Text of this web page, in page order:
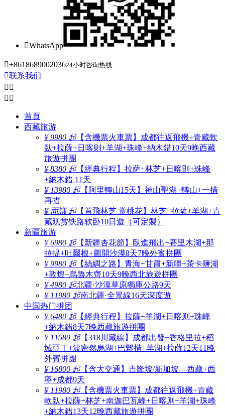
WhatsApp
+861868900203624小时咨询热线
联系我们
 
 
首頁
西藏旅游
¥ 9980 起【含機票火車票】成都往返飛機+青藏軟
臥+拉薩+日喀则+羊湖+珠峰+納木錯10天9晚西藏
旅遊拼團
¥ 8380 起【經典行程】拉萨+林芝+日喀則+珠峰
+納木錯 11天
¥ 13980 起【阿里轉山15天】神山聖湖+轉山+一措
再措
¥ 面議 起【首飛林芝 赏桃花】林芝+拉薩+羊湖+青
藏观赏铁路软卧10日遊（可定製）
新疆旅游
¥ 6980 起【新疆杏花節】臥進飛出+賽里木湖+那
拉提+吐爾根+圖開沙漠8天7晚外賓拼團
¥ 9980 起【絲綢之路】青海+甘肅+新疆+茶卡鹽湖
+敦煌+烏魯木齊10天9晚西北旅遊拼團
¥ 4980 起北疆·沙漠草原獨庫公路9天
¥ 11980 起南北疆·全景線16天深度遊
中国热门拼团
¥ 6480 起【經典行程】拉薩+羊湖+日喀则+珠峰
+納木錯8天7晚西藏旅遊拼團
¥ 11580 起【318川藏線】成都出發+香格里拉+稻
城亞丁+波密然烏湖+巴鬆措+羊湖+拉薩12天11晚
外賓拼團
¥ 16800 起【含大交通】吉隆坡/新加坡—西藏+西
寧+成都9天
¥ 11980 起【含機票火車票】成都往返飛機+青藏
軟臥+拉薩+林芝+南迦巴瓦峰+日喀则+羊湖+珠峰
+納木錯13天12晚西藏旅遊拼團